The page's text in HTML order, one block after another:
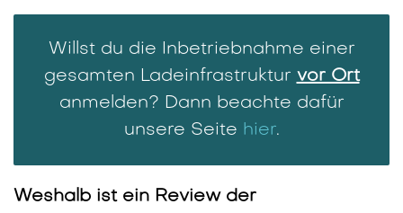
Willst du die Inbetriebnahme einer
gesamten Ladeinfrastruktur vor Ort
anmelden? Dann beachte dafür
unsere Seite hier.
Weshalb ist ein Review der